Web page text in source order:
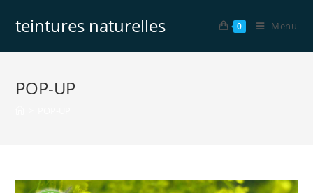
teintures naturelles 0 Menu
POP-UP